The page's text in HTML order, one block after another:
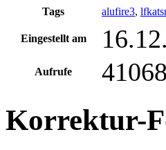
Tags alufire3,
Eingestellt am
Aufrufe 41068
Korrektur-